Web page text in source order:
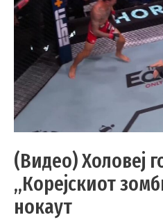
(Видео) Холовеј
„Корејскиот
нокаут